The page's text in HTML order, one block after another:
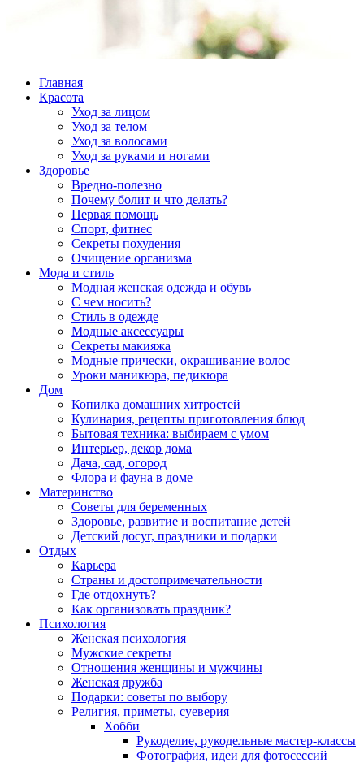
Главная
Красота
Уход за лицом
Уход за телом
Уход за волосами
Уход за руками и ногами
Здоровье
Вредно-полезно
Почему болит и что делать?
Первая помощь
Спорт, фитнес
Секреты похудения
Очищение организма
Мода и стиль
Модная женская одежда и обувь
С чем носить?
Стиль в одежде
Модные аксессуары
Секреты макияжа
Модные прически, окрашивание волос
Уроки маникюра, педикюра
Дом
Копилка домашних хитростей
Кулинария, рецепты приготовления блюд
Бытовая техника: выбираем с умом
Интерьер, декор дома
Дача, сад, огород
Флора и фауна в доме
Материнство
Советы для беременных
Здоровье, развитие и воспитание детей
Детский досуг, праздники и подарки
Отдых
Карьера
Страны и достопримечательности
Где отдохнуть?
Как организовать праздник?
Психология
Женская психология
Мужские секреты
Отношения женщины и мужчины
Женская дружба
Подарки: советы по выбору
Религия, приметы, суеверия
Хобби
Рукоделие, рукодельные мастер-классы
Фотография, идеи для фотосессий